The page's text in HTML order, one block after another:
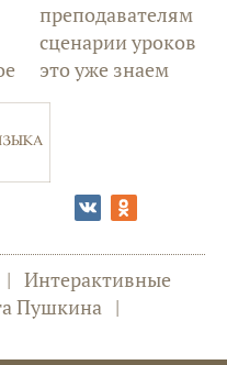
преподавателям
сценарии уроков
это уже знаем
| Интерактивные
Пушкина |